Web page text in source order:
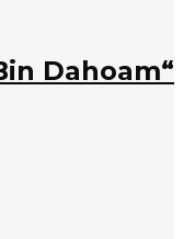
Dahoam“